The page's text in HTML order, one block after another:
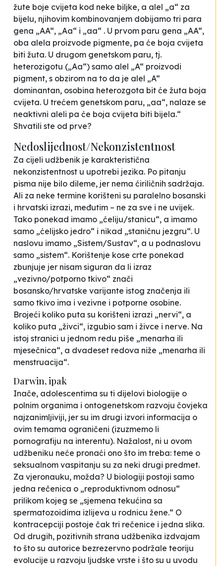
žute boje cvijeta kod neke biljke, a alel „a“ za
bijelu, njihovim kombinovanjem dobijamo tri para
gena „AA“, „Aa“ i „aa“ . U prvom paru gena „AA“,
oba alela proizvode pigmente, pa će boja cvijeta
biti žuta. U drugom genetskom paru, tj.
heterozigotu („Aa“) samo alel „A“ proizvodi
pigment, s obzirom na to da je alel „A“
dominantan, osobina heterozgota bit će žuta boja
cvijeta. U trećem genetskom paru, „aa“, nalaze se
neaktivni aleli pa će boja cvijeta biti bijela.“
Shvatili ste od prve?
Nedoslijednost/Nekonzistentnost
Za cijeli udžbenik je karakteristična
nekonzistentnost u upotrebi jezika. Po pitanju
pisma nije bilo dileme, jer nema ćiriličnih sadržaja.
Ali za neke termine korišteni su paralelno bosanski
i hrvatski izrazi, međutim – ne za sve i ne uvijek.
Tako ponekad imamo „ćeliju/stanicu“, a imamo
samo „ćelijsko jedro“ i nikad „staničnu jezgru“. U
naslovu imamo „Sistem/Sustav“, a u podnaslovu
samo „sistem“. Korištenje kose crte ponekad
zbunjuje jer nisam siguran da li izraz
„vezivno/potporno tkivo“ znači
bosansko/hrvatske varijante istog značenja ili
samo tkivo ima i vezivne i potporne osobine.
Brojeći koliko puta su korišteni izrazi „nervi“, a
koliko puta „živci“, izgubio sam i živce i nerve. Na
istoj stranici u jednom redu piše „menarha ili
mjesečnica“, a dvadeset redova niže „menarha ili
menstruacija“.
Darwin, ipak
Inače, adolescentima su ti dijelovi biologije o
polnim organima i ontogenetskom razvoju čovjeka
najzanimljiviji, jer su im drugi izvori informacija o
ovim temama ograničeni (izuzmemo li
pornografiju na interentu). Nažalost, ni u ovom
udžbeniku neće pronaći ono što im treba: teme o
seksualnom vaspitanju su za neki drugi predmet.
Za vjeronauku, možda? U biologiji postoji samo
jedna rečenica o „reproduktivnom odnosu“
prilikom kojeg se „sjemena tekućina sa
spermatozoidima izlijeva u rodnicu žene.“ O
kontracepciji postoje čak tri rečenice i jedna slika.
Od drugih, pozitivnih strana udžbenika izdvajam
to što su autorice bezrezervno podržale teoriju
evolucije u razvoju ljudske vrste i što su u uvodu